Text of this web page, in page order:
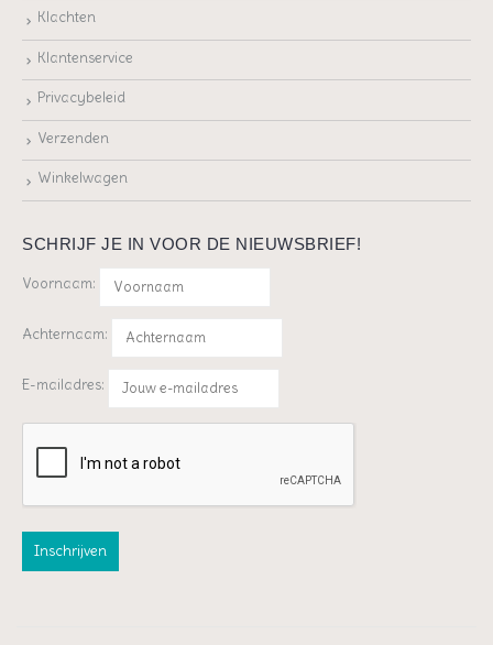
Klachten
Klantenservice
Privacybeleid
Verzenden
Winkelwagen
SCHRIJF JE IN VOOR DE NIEUWSBRIEF!
Voornaam:
Achternaam:
E-mailadres: